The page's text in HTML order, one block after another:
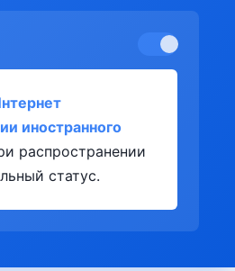
иностранного
распространении
статус.